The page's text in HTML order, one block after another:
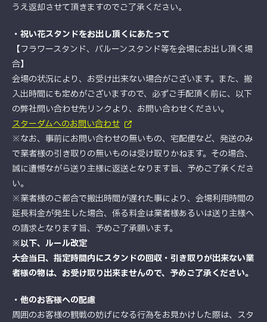
うえ返却させて頂きますのでご了承ください。
・祝い花スタンドをお出し頂くにあたって
【フラワースタンド、バルーンスタンド等を会場にお出し頂く場
合】
会場の状況により、お受け出来ない場合がございます。また、搬
入出時間にも定めがございますので、必ずご手配頂く前に、以下
の弊社問い合わせ先リンクより、お問い合わせください。
スターダムへのお問い合わせ
※なお、事前にお問い合わせの無いもの、宅配便など、発送のみ
で業者様の引き取りの無いものは受け取りかねます。その場合、
誠に遺憾ながら送り主様に返送となります旨、予めご了承くださ
い。
※業者様のご都合で搬出時間が遅れた事により、会場利用時間の
延長料金が発生した場合、係る料金は業者様あるいは送り主様へ
の請求となります旨、予めご了承願います。
※以下、ルール改定
大会当日、指定時間内にスタンドの回収・引き取りが出来ない業
者様の物は、お受け取り出来ませんので、予めご了承ください。
・他のお客様への配慮
周囲のお客様の観戦の妨げになる行為をお見かけした際は、スタ